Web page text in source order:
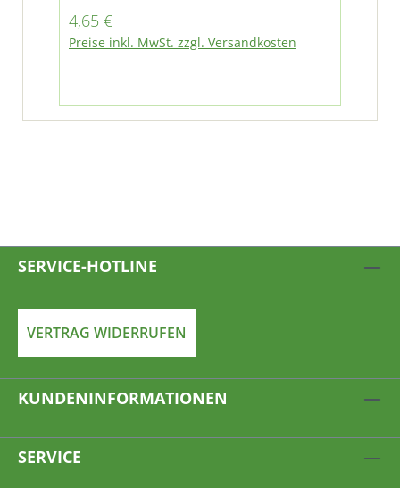
Regulärer Preis:
4,65 €
Preise inkl. MwSt. zzgl. Versandkosten
SERVICE-HOTLINE
VERTRAG WIDERRUFEN
KUNDENINFORMATIONEN
SERVICE